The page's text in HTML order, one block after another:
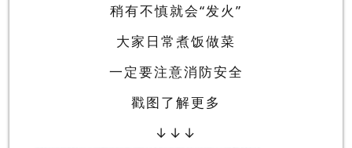
稍有不慎就会“发火”
大家日常煮饭做菜
一定要注意消防安全
戳图了解更多
↓↓↓